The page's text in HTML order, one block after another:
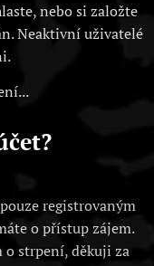
nebo si založte
Neaktivní uživatelé
registrovaným
o přístup zájem.
o strpení, děkuji za